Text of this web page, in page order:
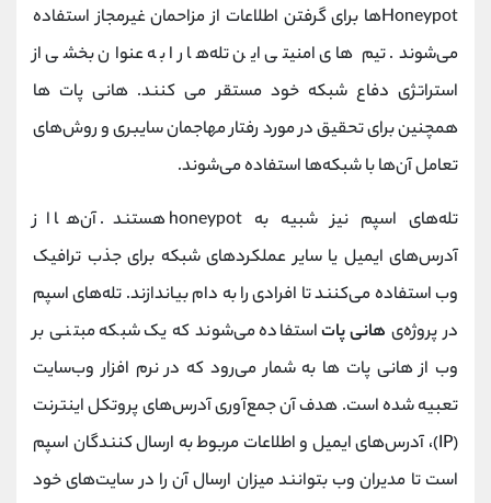
Honeypot‌ها برای گرفتن اطلاعات از مزاحمان غیرمجاز استفاده
می‌شوند. تیم‌ های امنیتی این تله‌ها را به عنوان بخشی از
استراتژی دفاع شبکه خود مستقر می‌ کنند. هانی پات‌ ها
همچنین برای تحقیق در مورد رفتار مهاجمان سایبری و روش‌های
تعامل آن‌ها با شبکه‌ها استفاده می‌شوند.
تله‌های اسپم نیز شبیه به honeypot هستند. آن‌ها از
آدرس‌های ایمیل یا سایر عملکردهای شبکه برای جذب ترافیک
وب استفاده می‌کنند تا افرادی را به دام بیاندازند. تله‌های اسپم
در پروژه‌ی هانی پاتاستفاده می‌شوند که یک شبکه مبتنی بر
وب از هانی پات‌ ها به شمار می‌رود که در نرم افزار وب‌سایت
تعبیه شده است. هدف آن جمع‌آوری آدرس‌های پروتکل اینترنت
(IP)، آدرس‌های ایمیل و اطلاعات مربوط به ارسال ‌کنندگان اسپم
است تا مدیران وب بتوانند میزان ارسال آن را در سایت‌های خود